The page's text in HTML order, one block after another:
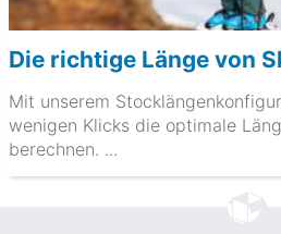
Die richtige Länge von
Mit unserem
wenigen Klicks die optimale
berechnen. ...